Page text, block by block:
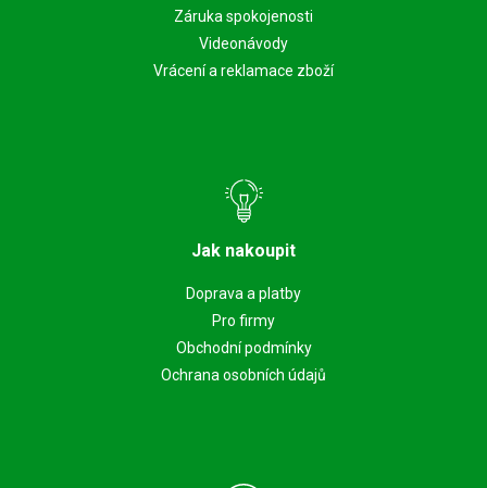
Záruka spokojenosti
Videonávody
Vrácení a reklamace zboží
Jak nakoupit
Doprava a platby
Pro firmy
Obchodní podmínky
Ochrana osobních údajů